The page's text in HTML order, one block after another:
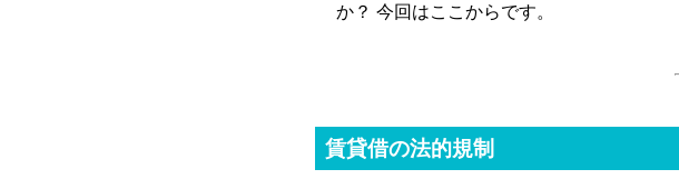
か？ 今回はここからです。
賃貸借の法的規制